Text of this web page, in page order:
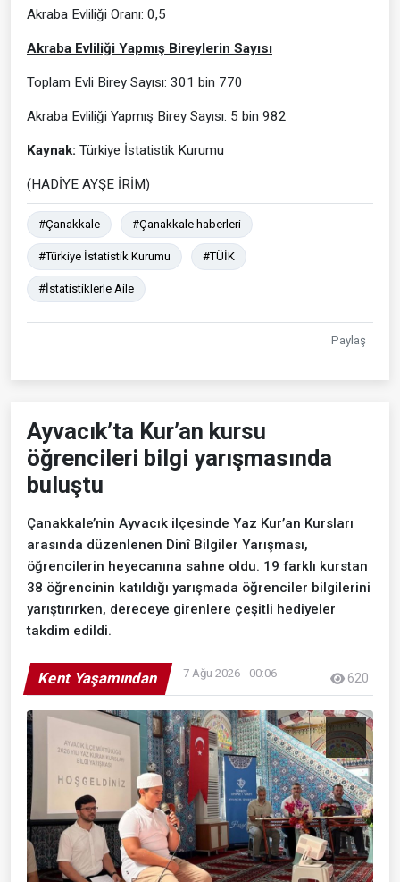
Akraba Evliliği Oranı: 0,5
Akraba Evliliği Yapmış Bireylerin Sayısı
Toplam Evli Birey Sayısı: 301 bin 770
Akraba Evliliği Yapmış Birey Sayısı: 5 bin 982
Kaynak: Türkiye İstatistik Kurumu
(HADİYE AYŞE İRİM)
#Çanakkale #Çanakkale haberleri
#Türkiye İstatistik Kurumu #TÜİK
#İstatistiklerle Aile
Paylaş
Ayvacık’ta Kur’an kursu
öğrencileri bilgi yarışmasında
buluştu
Çanakkale’nin Ayvacık ilçesinde Yaz Kur’an Kursları
arasında düzenlenen Dinî Bilgiler Yarışması,
öğrencilerin heyecanına sahne oldu. 19 farklı kurstan
38 öğrencinin katıldığı yarışmada öğrenciler bilgilerini
yarıştırırken, dereceye girenlere çeşitli hediyeler
takdim edildi.
Kent Yaşamından 7 Ağu 2026 - 00:06 620